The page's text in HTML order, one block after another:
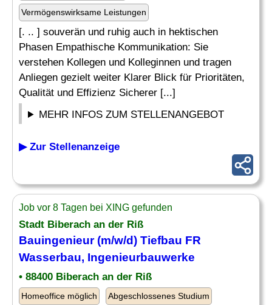
Vermögenswirksame Leistungen
[. .. ] souverän und ruhig auch in hektischen
Phasen Empathische Kommunikation: Sie
verstehen Kollegen und Kolleginnen und tragen
Anliegen gezielt weiter Klarer Blick für Prioritäten,
Qualität und Effizienz Sicherer [...]
MEHR INFOS ZUM STELLENANGEBOT
▶ Zur Stellenanzeige
Job vor 8 Tagen bei XING gefunden
Stadt Biberach an der Riß
Bauingenieur (m/w/d) Tiefbau FR
Wasserbau, Ingenieurbauwerke
• 88400 Biberach an der Riß
Homeoffice möglich Abgeschlossenes Studium